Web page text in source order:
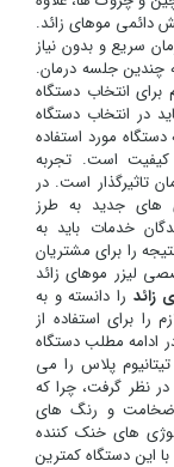
دائمی موهای زائد.
سریع و بدون نیاز
چندین جلسه درمان.
انتخاب دستگاه
در انتخاب دستگاه
دستگاه مورد استفاده
کیفیت است. تجربه
تاثیرگذار است. در
های جدید به طرز
خدمات باید به
را برای مشتریان
لیزر موهای زائد
زائد را دانسته و به
را برای استفاده از
ادامه مطلب دستگاه
پلاس را می
در نظر گرفت، چرا که
ضخامت و رنگ های
های خنک کننده
این دستگاه کمترین